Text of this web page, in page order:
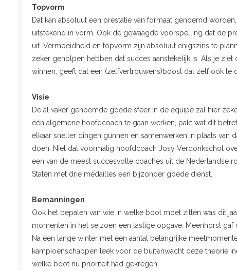
Topvorm
Dat kan absoluut een prestatie van formaat genoemd
uitstekend in vorm. Ook de gewaagde voorspelling dat de
uit. Vermoeidheid en topvorm zijn absoluut enigszins te
zeker geholpen hebben dat succes aanstekelijk is. Als je
winnen, geeft dat een (zelfvertrouwens)boost dat zelf ook te
Visie
De al vaker genoemde goede sfeer in de equipe zal hier
één algemene hoofdcoach te gaan werken, pakt wat dit
elkaar sneller dingen gunnen en samenwerken in plaats
doen. Niet dat voormalig hoofdcoach Josy Verdonkschot
een van de meest succesvolle coaches uit de Nederlandse
Staten met drie medailles een bijzonder goede dienst.
Bemanningen
Ook het bepalen van wie in welke boot moet zitten was dit
momenten in het seizoen een lastige opgave. Meenhorst
Na een lange winter met een aantal belangrijke
kampioenschappen leek voor de buitenwacht deze theorie
welke boot nu prioriteit had gekregen.